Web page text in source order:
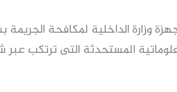
وزارة الداخلية لمكافحة
المستحدثة التى ترتكب عبر